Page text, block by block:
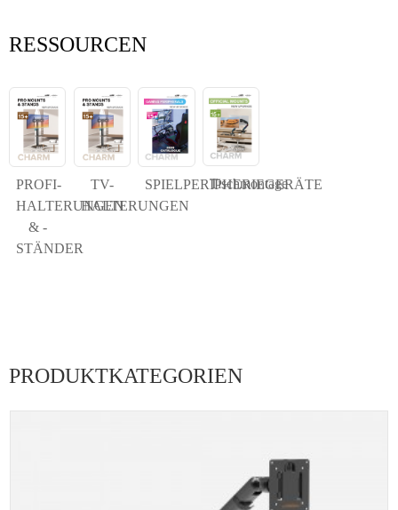
RESSOURCEN
PROFI-
HALTERUNGEN
& -
STÄNDER
TV-
HALTERUNGEN
SPIELPERIPHERIEGERÄTE
Tischmontage
PRODUKTKATEGORIEN